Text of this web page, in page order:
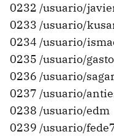
0232 /usuario/
0233 /usuario/
0234 /usuario/
0235 /usuario/
0236 /usuario/
0237 /usuario/
0238 /usuario/edm
0239 /usuario/